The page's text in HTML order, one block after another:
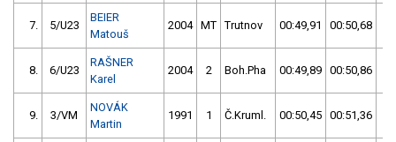
7. 5/U23
BEIER
Matouš
2004 MT Trutnov 00:49,91 00:50,68
8. 6/U23
RAŠNER
Karel
2004 2 Boh.Pha 00:49,89 00:50,86
9. 3/VM
NOVÁK
Martin
1991 1 Č.Kruml. 00:50,45 00:51,36